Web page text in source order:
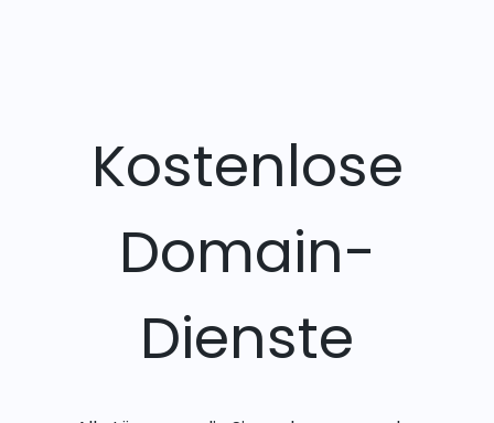
Kostenlose
Domain-
Dienste